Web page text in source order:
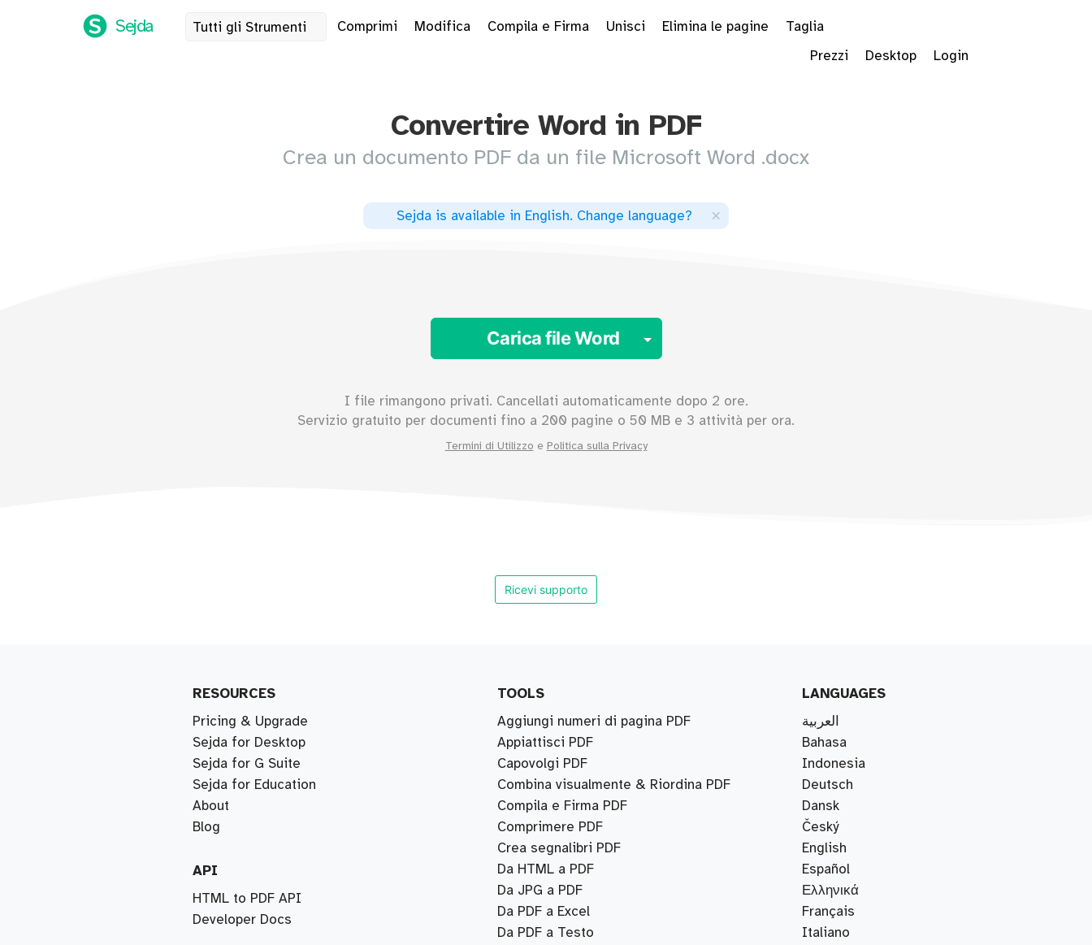
Sejda Tutti gli Strumenti Comprimi Modifica Compila e Firma Unisci Elimina le pagine
Taglia
Prezzi
Desktop Login
Convertire Word in PDF
Crea un documento PDF da un file Microsoft Word .docx
Sejda is available in English. Change language? ×
Carica file Word Toggle Dropdown
I file rimangono privati. Cancellati automaticamente dopo 2 ore.
Servizio gratuito per documenti fino a 200 pagine o 50 MB e 3 attività per ora.
Termini di Utilizzo e Politica sulla Privacy
Ricevi supporto
RESOURCES
Pricing & Upgrade
Sejda for Desktop
Sejda for G Suite
Sejda for Education
About
Blog
API
HTML to PDF API
Developer Docs
TOOLS
Aggiungi numeri di pagina PDF
Appiattisci PDF
Capovolgi PDF
Combina visualmente & Riordina PDF
Compila e Firma PDF
Comprimere PDF
Crea segnalibri PDF
Da HTML a PDF
Da JPG a PDF
Da PDF a Excel
Da PDF a Testo
LANGUAGES
العربية
Bahasa
Indonesia
Deutsch
Dansk
Český
English
Español
Ελληνικά
Français
Italiano